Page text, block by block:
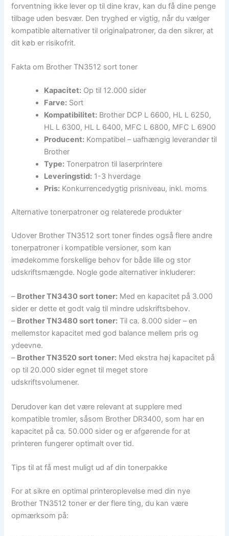
forventning ikke lever op til dine krav, kan du få dine penge
tilbage uden besvær. Den tryghed er vigtig, når du vælger
kompatible alternativer til originalpatroner, da den sikrer, at
dit køb er risikofrit.
Fakta om Brother TN3512 sort toner
Kapacitet: Op til 12.000 sider
Farve: Sort
Kompatibilitet: Brother DCP L 6600, HL L 6250,
HL L 6300, HL L 6400, MFC L 6800, MFC L 6900
Producent: Kompatibel – uafhængig leverandør til
Brother
Type: Tonerpatron til laserprintere
Leveringstid: 1-3 hverdage
Pris: Konkurrencedygtig prisniveau, inkl. moms
Alternative tonerpatroner og relaterede produkter
Udover Brother TN3512 sort toner findes også flere andre
tonerpatroner i kompatible versioner, som kan
imødekomme forskellige behov for både lille og stor
udskriftsmængde. Nogle gode alternativer inkluderer:
– Brother TN3430 sort toner: Med en kapacitet på 3.000
sider er dette et godt valg til mindre udskriftsbehov.
– Brother TN3480 sort toner: Til ca. 8.000 sider – en
mellemstor kapacitet med god balance mellem pris og
ydeevne.
– Brother TN3520 sort toner: Med ekstra høj kapacitet på
op til 20.000 sider egnet til meget store
udskriftsvolumener.
Derudover kan det være relevant at supplere med
kompatible tromler, såsom Brother DR3400, som har en
kapacitet på ca. 50.000 sider og er afgørende for at
printeren fungerer optimalt over tid.
Tips til at få mest muligt ud af din tonerpakke
For at sikre en optimal printeroplevelse med din nye
Brother TN3512 toner er der flere ting, du kan være
opmærksom på: